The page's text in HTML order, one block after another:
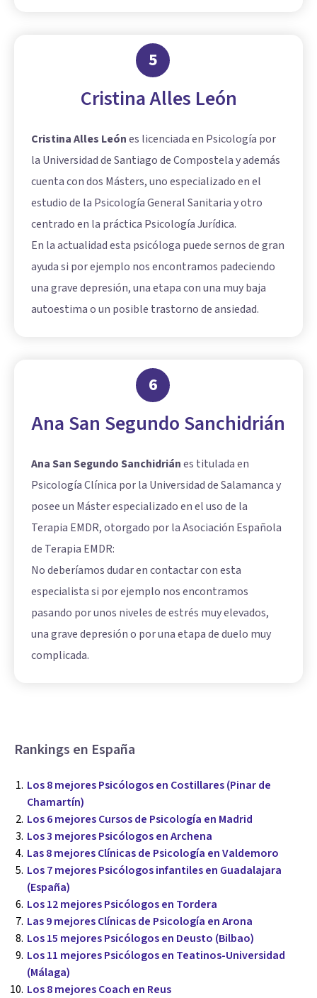
5
Cristina Alles León
Cristina Alles Leónes licenciada en Psicología por
la Universidad de Santiago de Compostela y además
cuenta con dos Másters, uno especializado en el
estudio de la Psicología General Sanitaria y otro
centrado en la práctica Psicología Jurídica.
En la actualidad esta psicóloga puede sernos de gran
ayuda si por ejemplo nos encontramos padeciendo
una grave depresión, una etapa con una muy baja
autoestima o un posible trastorno de ansiedad.
6
Ana San Segundo Sanchidrián
Ana San Segundo Sanchidriánes titulada en
Psicología Clínica por la Universidad de Salamanca y
posee un Máster especializado en el uso de la
Terapia EMDR, otorgado por la Asociación Española
de Terapia EMDR:
No deberíamos dudar en contactar con esta
especialista si por ejemplo nos encontramos
pasando por unos niveles de estrés muy elevados,
una grave depresión o por una etapa de duelo muy
complicada.
Rankings en España
Los 8 mejores Psicólogos en Costillares (Pinar de
Chamartín)
Los 6 mejores Cursos de Psicología en Madrid
Los 3 mejores Psicólogos en Archena
Las 8 mejores Clínicas de Psicología en Valdemoro
Los 7 mejores Psicólogos infantiles en Guadalajara
(España)
Los 12 mejores Psicólogos en Tordera
Las 9 mejores Clínicas de Psicología en Arona
Los 15 mejores Psicólogos en Deusto (Bilbao)
Los 11 mejores Psicólogos en Teatinos-Universidad
(Málaga)
Los 8 mejores Coach en Reus